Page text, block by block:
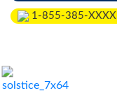
1-855-385-XXXX